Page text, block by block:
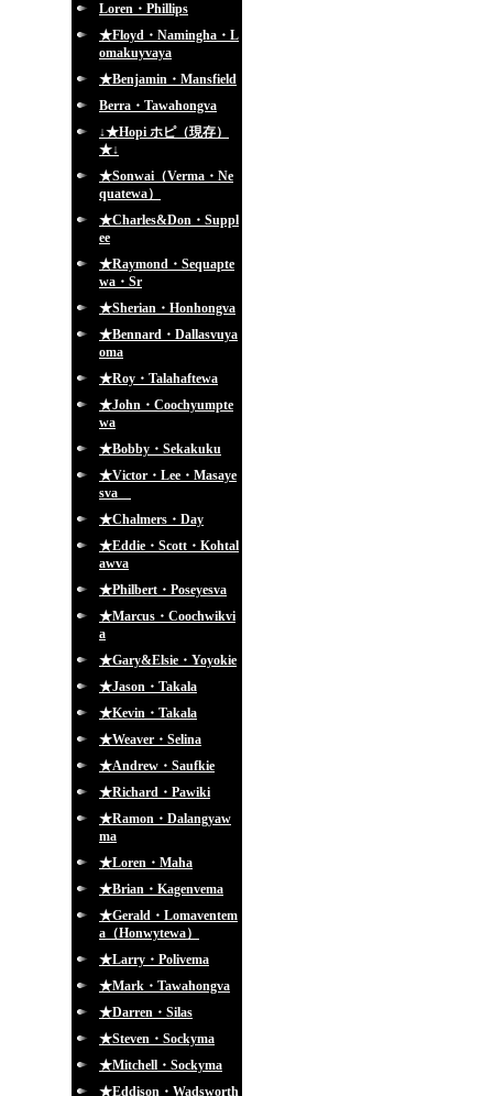
Loren・Phillips
★Floyd・Namingha・L
omakuyvaya
★Benjamin・Mansfield
Berra・Tawahongva
↓★Hopi ホピ（現存）
★↓
★Sonwai（Verma・Ne
quatewa）
★Charles&Don・Suppl
ee
★Raymond・Sequapte
wa・Sr
★Sherian・Honhongva
★Bennard・Dallasvuya
oma
★Roy・Talahaftewa
★John・Coochyumpte
wa
★Bobby・Sekakuku
★Victor・Lee・Masaye
sva
★Chalmers・Day
★Eddie・Scott・Kohtal
awva
★Philbert・Poseyesva
★Marcus・Coochwikvi
a
★Gary&Elsie・Yoyokie
★Jason・Takala
★Kevin・Takala
★Weaver・Selina
★Andrew・Saufkie
★Richard・Pawiki
★Ramon・Dalangyaw
ma
★Loren・Maha
★Brian・Kagenvema
★Gerald・Lomaventem
a（Honwytewa）
★Larry・Polivema
★Mark・Tawahongva
★Darren・Silas
★Steven・Sockyma
★Mitchell・Sockyma
★Eddison・Wadsworth